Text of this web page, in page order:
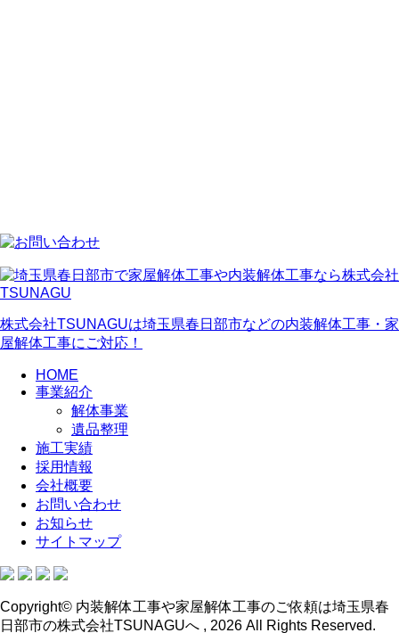
株式会社TSUNAGUは埼玉県春日部市などの内装解体工事・家
屋解体工事にご対応！
HOME
事業紹介
解体事業
遺品整理
施工実績
採用情報
会社概要
お問い合わせ
お知らせ
サイトマップ
Copyright© 内装解体工事や家屋解体工事のご依頼は埼玉県春
日部市の株式会社TSUNAGUへ , 2026 All Rights Reserved.